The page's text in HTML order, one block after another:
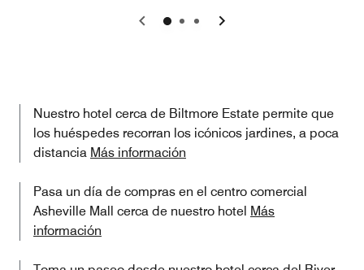
Anterior Siguiente
Nuestro hotel cerca de Biltmore Estate permite que
los huéspedes recorran los icónicos jardines, a poca
distancia Más información
Pasa un día de compras en el centro comercial
Asheville Mall cerca de nuestro hotel Más
información